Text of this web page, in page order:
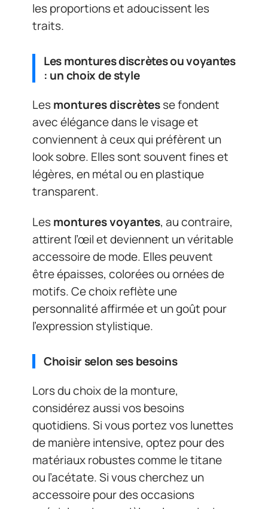
les proportions et adoucissent les
traits.
Les montures discrètes ou voyantes
: un choix de style
Lesmontures discrètesse fondent
avec élégance dans le visage et
conviennent à ceux qui préfèrent un
look sobre. Elles sont souvent fines et
légères, en métal ou en plastique
transparent.
Lesmontures voyantes, au contraire,
attirent l’œil et deviennent un véritable
accessoire de mode. Elles peuvent
être épaisses, colorées ou ornées de
motifs. Ce choix reflète une
personnalité affirmée et un goût pour
l’expression stylistique.
Choisir selon ses besoins
Lors du choix de la monture,
considérez aussi vos besoins
quotidiens. Si vous portez vos lunettes
de manière intensive, optez pour des
matériaux robustes comme le titane
ou l’acétate. Si vous cherchez un
accessoire pour des occasions